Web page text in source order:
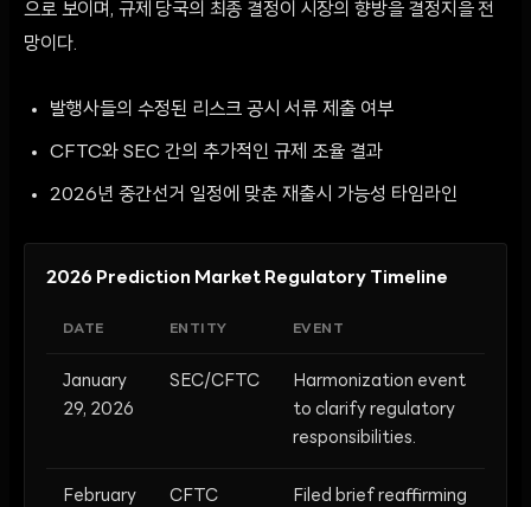
으로 보이며, 규제 당국의 최종 결정이 시장의 향방을 결정지을 전
망이다.
발행사들의 수정된 리스크 공시 서류 제출 여부
CFTC와 SEC 간의 추가적인 규제 조율 결과
2026년 중간선거 일정에 맞춘 재출시 가능성 타임라인
2026 Prediction Market Regulatory Timeline
DATE ENTITY EVENT
January
29, 2026
SEC/CFTC
Harmonization event
to clarify regulatory
responsibilities.
February
CFTC
Filed brief reaffirming